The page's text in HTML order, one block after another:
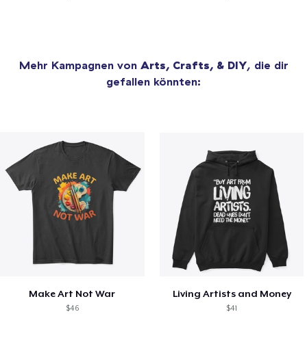
Mehr Kampagnen von Arts, Crafts, & DIY, die dir
gefallen könnten:
Make Art Not War
$46
Living Artists and Money
$41